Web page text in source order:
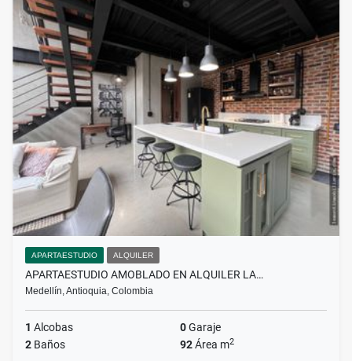
APARTAESTUDIO ALQUILER
APARTAESTUDIO AMOBLADO EN ALQUILER LA…
Medellín, Antioquia, Colombia
1 Alcobas 0Garaje
2 Baños 92Área m2